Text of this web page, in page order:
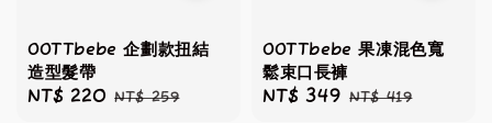
OOTTbebe 企劃款扭結
造型髮帶
Sale
NT$ 220 Regular
NT$ 259
OOTTbebe 果凍混色寬
鬆束口長褲
Sale
NT$ 349 Regular
NT$ 419